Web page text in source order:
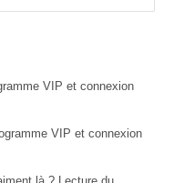
VIP et connexion
VIP et connexion